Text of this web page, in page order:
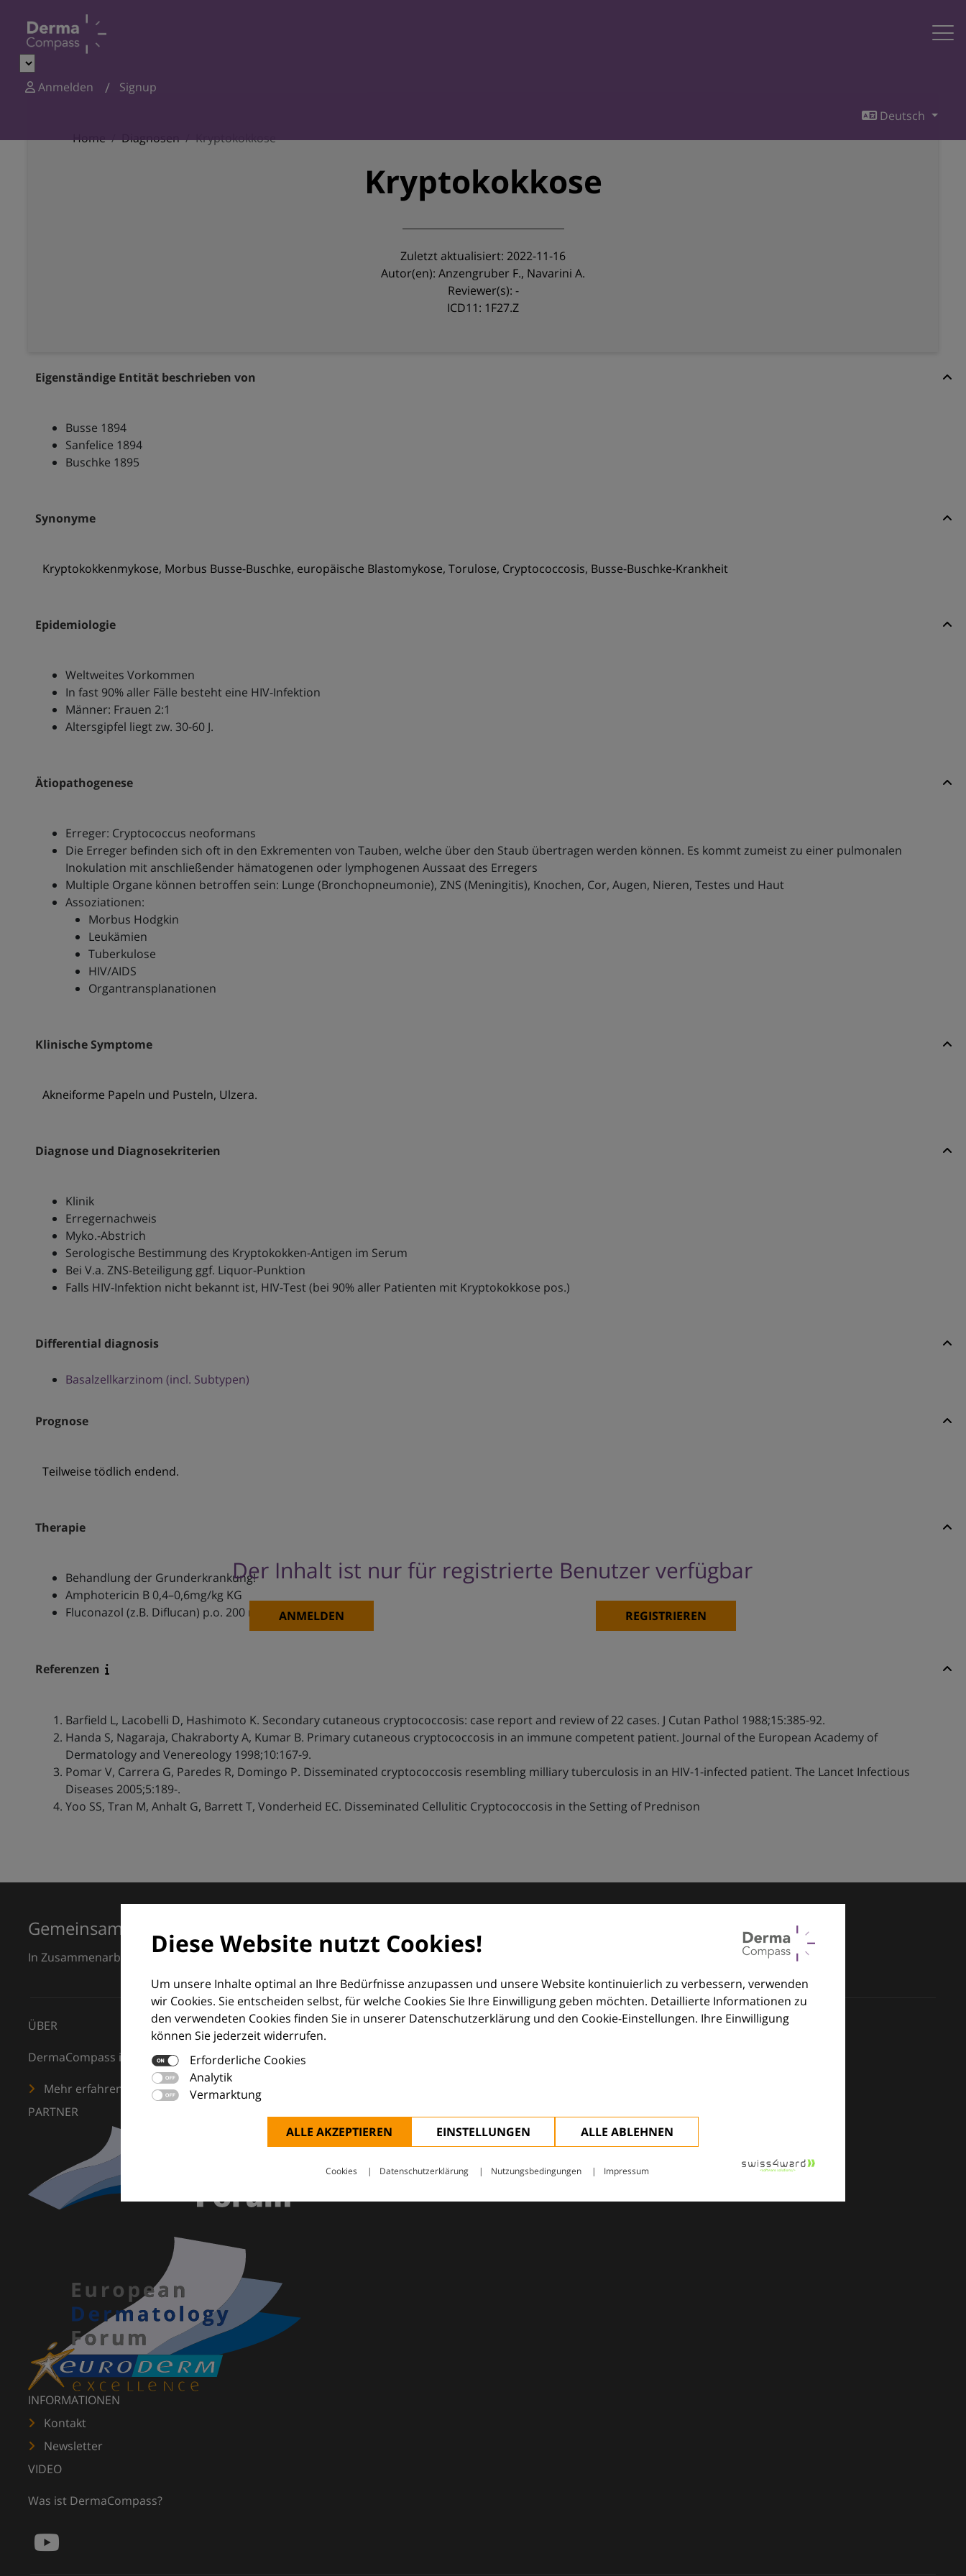
Anmelden
Signup
Deutsch
Home
Diagnosen Kryptokokkose
Kryptokokkose
Zuletzt aktualisiert: 2022-11-16
Autor(en): Anzengruber F., Navarini A.
Reviewer(s): -
ICD11: 1F27.Z
Eigenständige Entität beschrieben von
Busse 1894
Sanfelice 1894
Buschke 1895
Synonyme
Kryptokokkenmykose, Morbus Busse-Buschke, europäische Blastomykose, Torulose, Cryptococcosis, Busse-Buschke-Krankheit
Epidemiologie
Weltweites Vorkommen
In fast 90% aller Fälle besteht eine HIV-Infektion
Männer: Frauen 2:1
Altersgipfel liegt zw. 30-60 J.
Ätiopathogenese
Erreger: Cryptococcus neoformans
Die Erreger befinden sich oft in den Exkrementen von Tauben, welche über den Staub übertragen werden können. Es kommt zumeist zu einer pulmonalen
Inokulation mit anschließender hämatogenen oder lymphogenen Aussaat des Erregers
Multiple Organe können betroffen sein: Lunge (Bronchopneumonie), ZNS (Meningitis), Knochen, Cor, Augen, Nieren, Testes und Haut
Assoziationen:
Morbus Hodgkin
Leukämien
Tuberkulose
HIV/AIDS
Organtransplanationen
Klinische Symptome
Akneiforme Papeln und Pusteln, Ulzera.
Diagnose und Diagnosekriterien
Klinik
Erregernachweis
Myko.-Abstrich
Serologische Bestimmung des Kryptokokken-Antigen im Serum
Bei V.a. ZNS-Beteiligung ggf. Liquor-Punktion
Falls HIV-Infektion nicht bekannt ist, HIV-Test (bei 90% aller Patienten mit Kryptokokkose pos.)
Differential diagnosis
Basalzellkarzinom (incl. Subtypen)
Prognose
Teilweise tödlich endend.
Therapie
Der Inhalt ist nur für registrierte Benutzer verfügbar
ANMELDEN REGISTRIEREN
Behandlung der Grunderkrankung!
Amphotericin B 0,4–0,6mg/kg KG
Fluconazol (z.B. Diflucan) p.o. 200 mg 1x tgl.
Referenzen
Barfield L, Lacobelli D, Hashimoto K. Secondary cutaneous cryptococcosis: case report and review of 22 cases. J Cutan Pathol 1988;15:385-92.
Handa S, Nagaraja, Chakraborty A, Kumar B. Primary cutaneous cryptococcosis in an immune competent patient. Journal of the European Academy of
Dermatology and Venereology 1998;10:167-9.
Pomar V, Carrera G, Paredes R, Domingo P. Disseminated cryptococcosis resembling milliary tuberculosis in an HIV-1-infected patient. The Lancet Infectious
Diseases 2005;5:189-.
Yoo SS, Tran M, Anhalt G, Barrett T, Vonderheid EC. Disseminated Cellulitic Cryptococcosis in the Setting of Prednison
Diese Website nutzt Cookies!
Um unsere Inhalte optimal an Ihre Bedürfnisse anzupassen und unsere Website kontinuierlich zu verbessern, verwenden
wir Cookies. Sie entscheiden selbst, für welche Cookies Sie Ihre Einwilligung geben möchten. Detaillierte Informationen zu
den verwendeten Cookies finden Sie in unserer Datenschutzerklärung und den Cookie-Einstellungen. Ihre Einwilligung
können Sie jederzeit widerrufen.
Erforderliche Cookies
Analytik
Vermarktung
ALLE AKZEPTIEREN EINSTELLUNGEN ALLE ABLEHNEN
Cookies Datenschutzerklärung Nutzungsbedingungen Impressum
Gemeinsam für Exzellenz in der Dermatologie
In Zusammenarbeit mit dem European Dermatology Forum (EDF) und Euroderm Excellence
ÜBER
DermaCompass ist Ihr digitaler Kompass für die Dermatologie – mit Wissen, Bildern und praktischen Tools für den klinischen Alltag.
Mehr erfahren
PARTNER
INFORMATIONEN
Kontakt
Newsletter
VIDEO
Was ist DermaCompass?